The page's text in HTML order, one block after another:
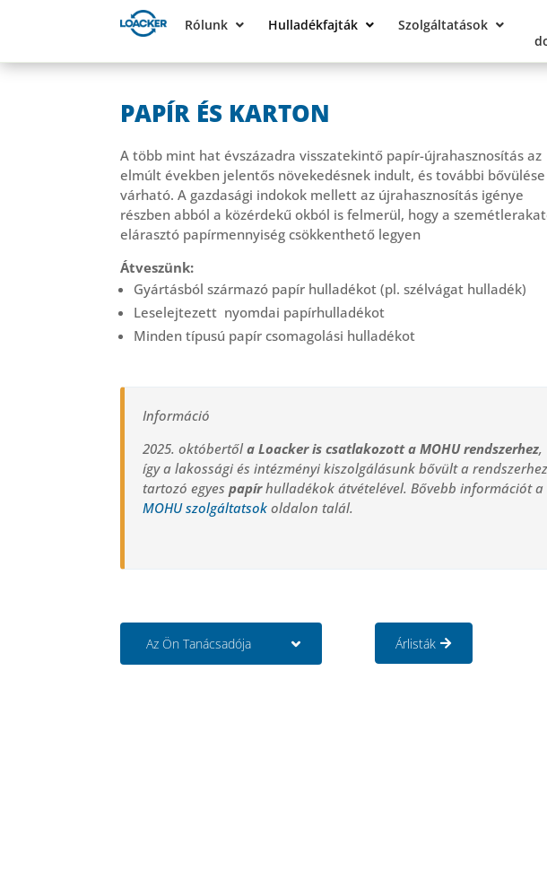
Rólunk Hulladékfajták Szolgáltatások
PAPÍR ÉS KARTON
A több mint hat évszázadra visszatekintő papír-újrahasznosítás az
elmúlt években jelentős növekedésnek indult, és további bővülése
várható. A gazdasági indokok mellett az újrahasznosítás igénye
részben abból a közérdekű okból is felmerül, hogy a
elárasztó papírmennyiség csökkenthető legyen
Átveszünk:
Gyártásból származó papír hulladékot (pl. szélvágat hulladék)
Leselejtezett nyomdai papírhulladékot
Minden típusú papír csomagolási hulladékot
Információ
2025. októbertőla Loacker is csatlakozott a MOHU rendszerhez,
így a lakossági és intézményi kiszolgálásunk bővült a rendszerhez
tartozó egyespapírhulladékok átvételével. Bővebb információt a
MOHU szolgáltatsok oldalon talál.
Az Ön Tanácsadója Árlisták